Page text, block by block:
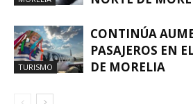
TURISMO
CONTINÚA
PASAJEROS EN
DE MORELIA